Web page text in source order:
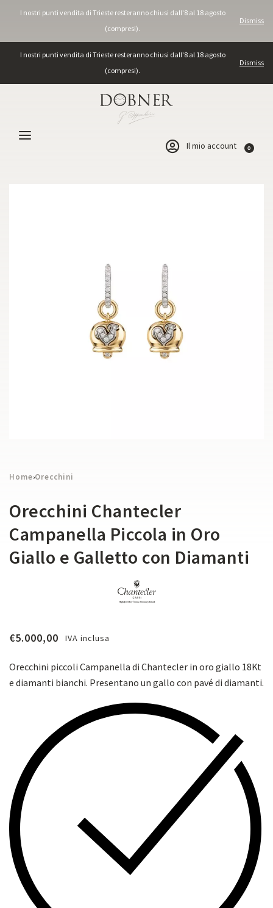
I nostri punti vendita di Trieste resteranno chiusi dall'8 al 18 agosto
(compresi).
Dismiss
I nostri punti vendita di Trieste resteranno chiusi dall'8 al 18 agosto
(compresi).
Dismiss
Il mio account 0
Home›Orecchini
Orecchini Chantecler
Campanella Piccola in Oro
Giallo e Galletto con Diamanti
€5.000,00 IVA inclusa
Orecchini piccoli Campanella di Chantecler in oro giallo 18Kt
e diamanti bianchi. Presentano un gallo con pavé di diamanti.